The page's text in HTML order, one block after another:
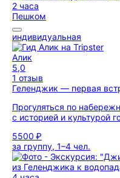
2 часа
Пешком
индивидуальная
Алик
5,0
1 отзыв
Геленджик — первая
Прогуляться по
с историей и культурой
5500 ₽
за группу, 1–4 чел.